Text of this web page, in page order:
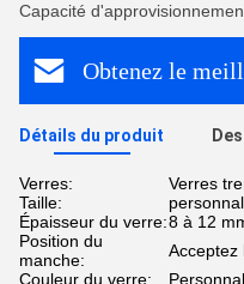
Capacité
Obtenez le
Détails du produit
Verres:
Verres
Taille:
Épaisseur du verre:8 à 12
Position du
manche:
Acceptez
Couleur du verre: